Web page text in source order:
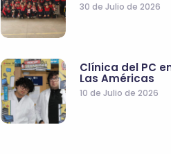
30 de Julio de 2026
Clínica del PC
Las Américas
10 de Julio de 2026